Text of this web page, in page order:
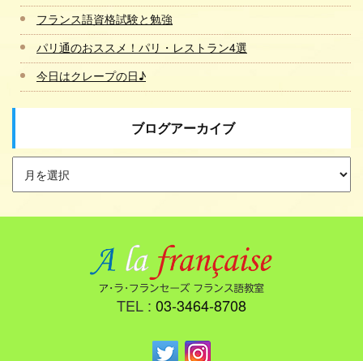
フランス語資格試験と勉強
パリ通のおススメ！パリ・レストラン4選
今日はクレープの日♪
ブログアーカイブ
TEL : 03-3464-8708